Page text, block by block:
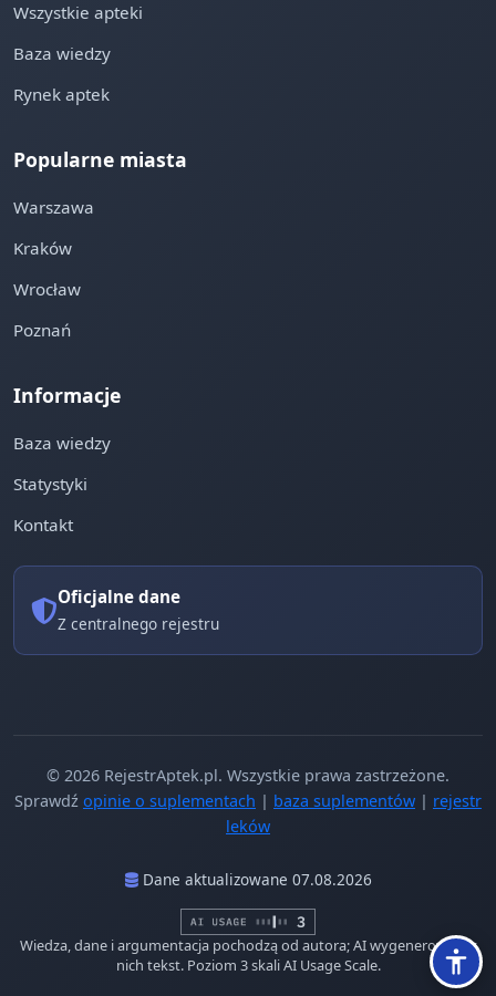
Wszystkie apteki
Baza wiedzy
Rynek aptek
Popularne miasta
Warszawa
Kraków
Wrocław
Poznań
Informacje
Baza wiedzy
Statystyki
Kontakt
Oficjalne dane
Z centralnego rejestru
© 2026 RejestrAptek.pl. Wszystkie prawa zastrzeżone.
Sprawdź opinie o suplementach | baza suplementów | rejestr
leków
Dane aktualizowane 07.08.2026
Wiedza, dane i argumentacja pochodzą od autora; AI wygenerowało z
nich tekst. Poziom 3 skali AI Usage Scale.